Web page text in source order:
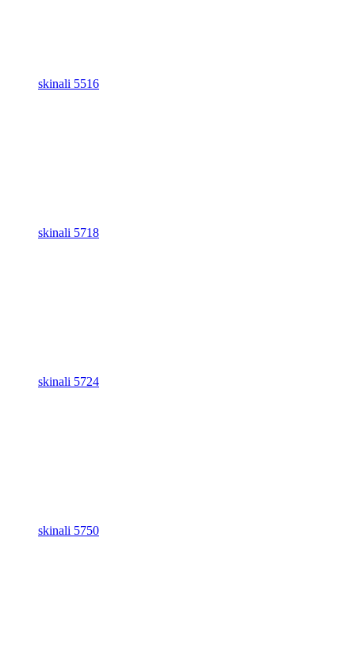
skinali 5516
skinali 5718
skinali 5724
skinali 5750